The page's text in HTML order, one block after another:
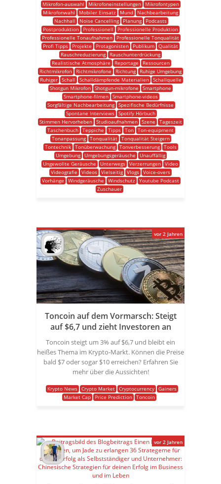
Mikrofon-auswahl
Mikrofoneinstellungen
Mikrofontypen
Mikrofonwahl
Mobiler Einsatz Mund
Nachbearbeitung
Nachhall
Noise Cancelling Planung
Podcasts
Postproduktion
Professionell
Professionelle Produktion
Professionelle Tonaufnahmen
Professionelle Tonqualität
Profi Tipps
Projekte Protagonisten Publikum Qualität
Rauschreduzierung
Rauschunterdrückung
Realistische Atmosphäre
Reportage
Ressourcen
Richtmikrofon
Richtmikrofone Richtung
Ruhige Umgebung
Ruhiger
Schall Schalldämpfende Materialien
Schallquelle
Shotgun Mikrofon Shotgun-mikrofone
Smartphone
Smartphone-filmen
Smartphone-videos
Sorgfältige Nachbearbeitung Spezifische Bedürfnisse
Spontane Interviews
Spotify Hörbuch
Stimmen Hervorheben
Studioaufnahmen Szene
Tageszeit
Taschenbuch Teppiche Tipps Ton Ton-equipment
Tonanpassung
Tonqualität
Tonqualität Steigern
Tontechnik
Tonüberwachung Tonverbesserung
Tools
Umgebung
Umgebungsgeräusche
Unauffällig
Ungewollte Geräusche
Unterwegs Verzerrungen Video
Videografie
Videos Vielseitig Vlogs Voice-overs
Vorhänge
Windgeräusche Windschutz Youtube Podcast
Zuschauer
Toncoin auf dem Vormarsch: Steigt
auf $6,7 und zieht Investoren an
Toncoin steigt um 3% auf $6,7 und bleibt ein
heißes Thema im Krypto-Markt. Können die Preise
bald $7 oder sogar $10 erreichen? Erfahren Sie
mehr über die Aussichten!
Krypto News Crypto Market Cryptocurrency
Gainers
Market Cap
Price Prediction Toncoin
vor 2 Jahren
vor 2 Jahren